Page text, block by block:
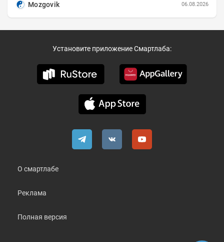
Mozgovik
06.08.2026
Установите приложение Смартлаба:
О смартлабе
Реклама
Полная версия